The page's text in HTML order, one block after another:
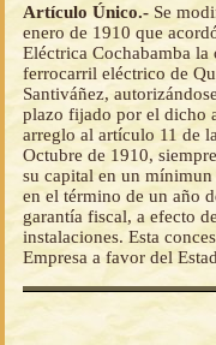
Artículo Único.- Se
enero de 1910 que
Eléctrica Cochabamba
ferrocarril eléctrico de
Santiváñez,
plazo fijado por el dicho
arreglo al artículo 11 de
Octubre de 1910,
su capital en un
en el término de un año
garantía fiscal, a efecto
instalaciones. Esta
Empresa a favor del